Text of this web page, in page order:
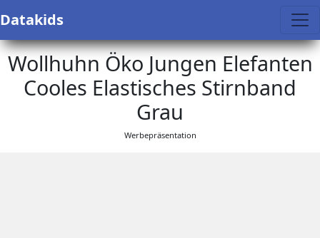
Datakids
Wollhuhn Öko Jungen Elefanten
Cooles Elastisches Stirnband
Grau
Werbepräsentation